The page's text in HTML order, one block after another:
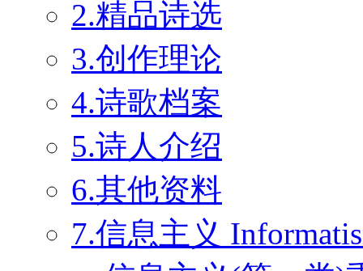
2.精品诗选
3.创作理论
4.诗歌档案
5.诗人介绍
6.其他资料
7.信息主义